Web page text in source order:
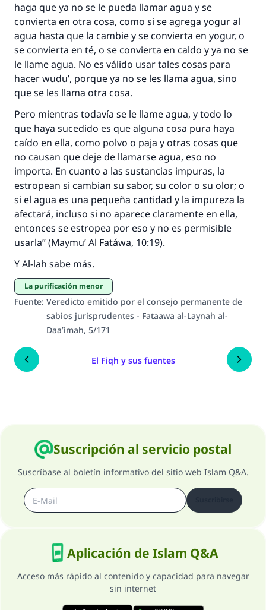
haga que ya no se le pueda llamar agua y se
convierta en otra cosa, como si se agrega yogur al
agua hasta que la cambie y se convierta en yogur, o
se convierta en té, o se convierta en caldo y ya no se
le llame agua. No es válido usar tales cosas para
hacerwudu’, porque ya no se les llama agua, sino
que se les llama otra cosa.
Pero mientras todavía se le llame agua, y todo lo
que haya sucedido es que alguna cosa pura haya
caído en ella, como polvo o paja y otras cosas que
no causan que deje de llamarse agua, eso no
importa. En cuanto a las sustancias impuras, la
estropean si cambian su sabor, su color o su olor; o
si el agua es una pequeña cantidad y la impureza la
afectará, incluso si no aparece claramente en ella,
entonces se estropea por eso y no es permisible
usarla” (Maymu’ Al Fatáwa, 10:19).
Y Al-lah sabe más.
La purificación menor
Fuente: Veredicto emitido por el consejo permanente de
sabios jurisprudentes - Fataawa al-Laynah al-
Daa’imah, 5/171
El Fiqh y sus fuentes
Suscripción al servicio postal
Suscríbase al boletín informativo del sitio web Islam Q&A.
Aplicación de Islam Q&A
Acceso más rápido al contenido y capacidad para navegar
sin internet